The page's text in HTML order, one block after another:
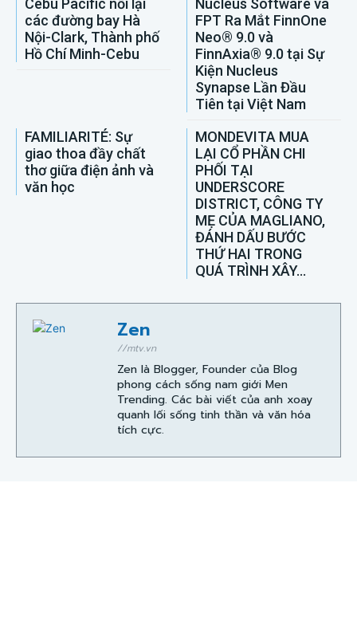
Cebu Pacific nối lại
các đường bay Hà
Nội-Clark, Thành phố
Hồ Chí Minh-Cebu
Nucleus Software và
FPT Ra Mắt FinnOne
Neo® 9.0 và
FinnAxia® 9.0 tại Sự
Kiện Nucleus
Synapse Lần Đầu
Tiên tại Việt Nam
FAMILIARITÉ: Sự
giao thoa đầy chất
thơ giữa điện ảnh và
văn học
MONDEVITA MUA
LẠI CỔ PHẦN CHI
PHỐI TẠI
UNDERSCORE
DISTRICT, CÔNG TY
MẸ CỦA MAGLIANO,
ĐÁNH DẤU BƯỚC
THỨ HAI TRONG
QUÁ TRÌNH XÂY...
Zen
//mtv.vn
Zen là Blogger, Founder của Blog
phong cách sống nam giới Men
Trending. Các bài viết của anh xoay
quanh lối sống tinh thần và văn hóa
tích cực.